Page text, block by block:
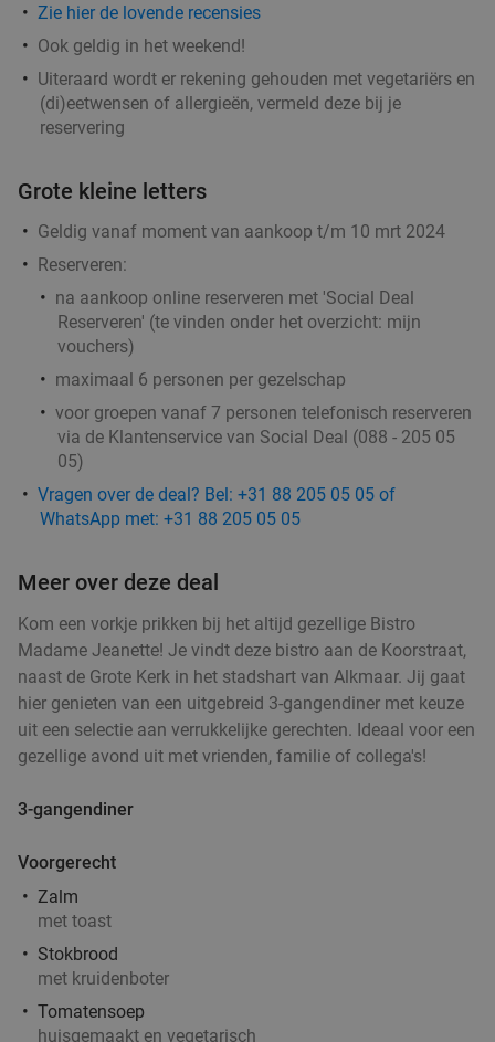
Zie hier de lovende recensies
Ook geldig in het weekend!
Uiteraard wordt er rekening gehouden met vegetariërs en
(di)eetwensen of allergieën, vermeld deze bij je
reservering
Grote kleine letters
Geldig vanaf moment van aankoop t/m 10 mrt 2024
Reserveren:
na aankoop online reserveren met 'Social Deal
Reserveren' (te vinden onder het overzicht: mijn
vouchers)
maximaal 6 personen per gezelschap
voor groepen vanaf 7 personen telefonisch reserveren
via de Klantenservice van Social Deal (088 - 205 05
05)
Vragen over de deal? Bel: +31 88 205 05 05 of
WhatsApp met: +31 88 205 05 05
Meer over deze deal
Kom een vorkje prikken bij het altijd gezellige Bistro
Madame Jeanette! Je vindt deze bistro aan de Koorstraat,
naast de Grote Kerk in het stadshart van Alkmaar. Jij gaat
hier genieten van een uitgebreid 3-gangendiner met keuze
uit een selectie aan verrukkelijke gerechten. Ideaal voor een
gezellige avond uit met vrienden, familie of collega's!
3-gangendiner
Voorgerecht
Zalm
met toast
Stokbrood
met kruidenboter
Tomatensoep
huisgemaakt en vegetarisch